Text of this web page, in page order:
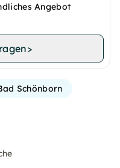
Angebot
>
Schönborn